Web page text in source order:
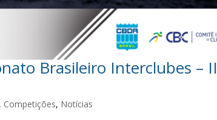
Brasileiro Interclubes – II
, Competições, Notícias